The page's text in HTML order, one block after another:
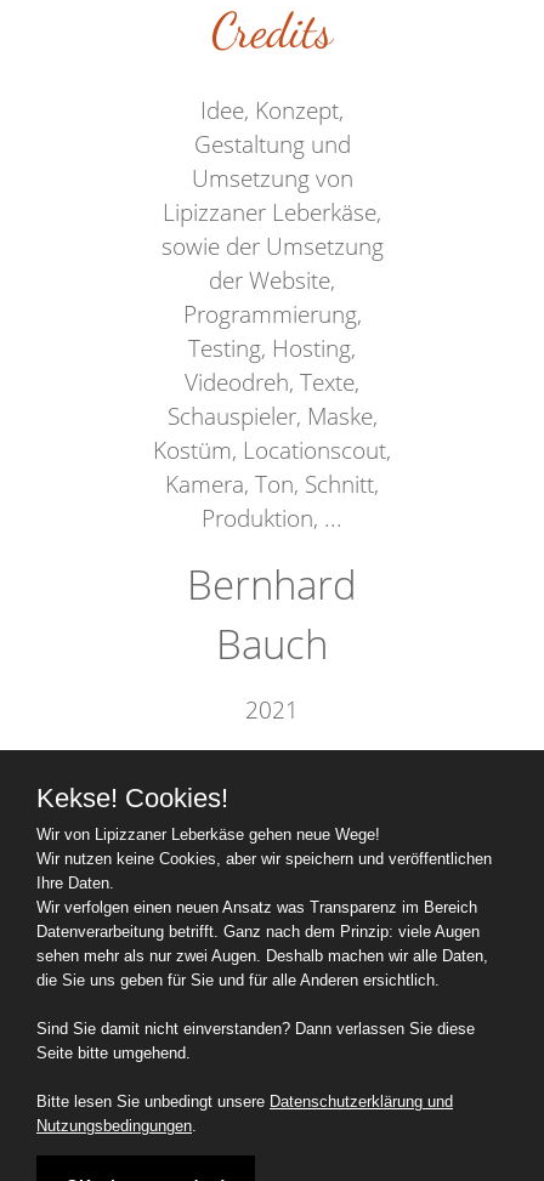
Credits
Idee, Konzept,
Gestaltung und
Umsetzung von
Lipizzaner Leberkäse,
sowie der Umsetzung
der Website,
Programmierung,
Testing, Hosting,
Videodreh, Texte,
Schauspieler, Maske,
Kostüm, Locationscout,
Kamera, Ton, Schnitt,
Produktion, ...
Bernhard
Bauch
2021
Die Namen unserer
MitarbeiterInnen
RomanEin ganzes Leben
von Robert Seethaler.
Hinter den Kulissen
Datenschutzerklärung und Nutzungsbedingungen
Kekse! Cookies!
Wir von Lipizzaner Leberkäse gehen neue Wege!
Wir nutzen keine Cookies, aber wir speichern und veröffentlichen
Ihre Daten.
Wir verfolgen einen neuen Ansatz was Transparenz im Bereich
Datenverarbeitung betrifft. Ganz nach dem Prinzip: viele Augen
sehen mehr als nur zwei Augen. Deshalb machen wir alle Daten,
die Sie uns geben für Sie und für alle Anderen ersichtlich.
Sind Sie damit nicht einverstanden? Dann verlassen Sie diese
Seite bitte umgehend.
Bitte lesen Sie unbedingt unsere Datenschutzerklärung und
Nutzungsbedingungen.